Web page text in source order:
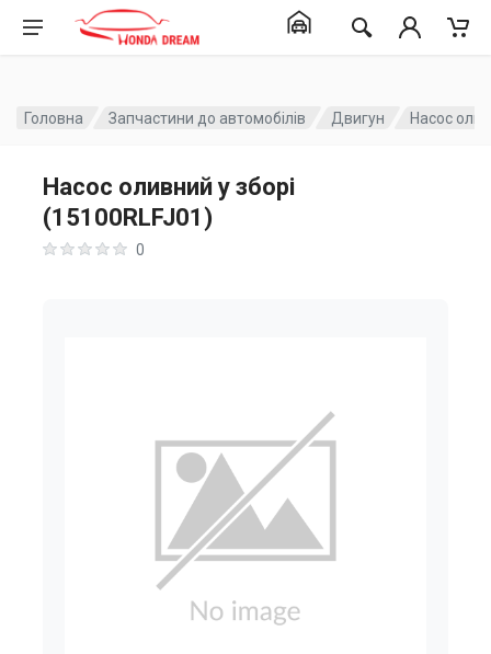
Головна Запчастини до автомобілів Двигун Насос
Насос оливний у зборі
(15100RLFJ01)
0